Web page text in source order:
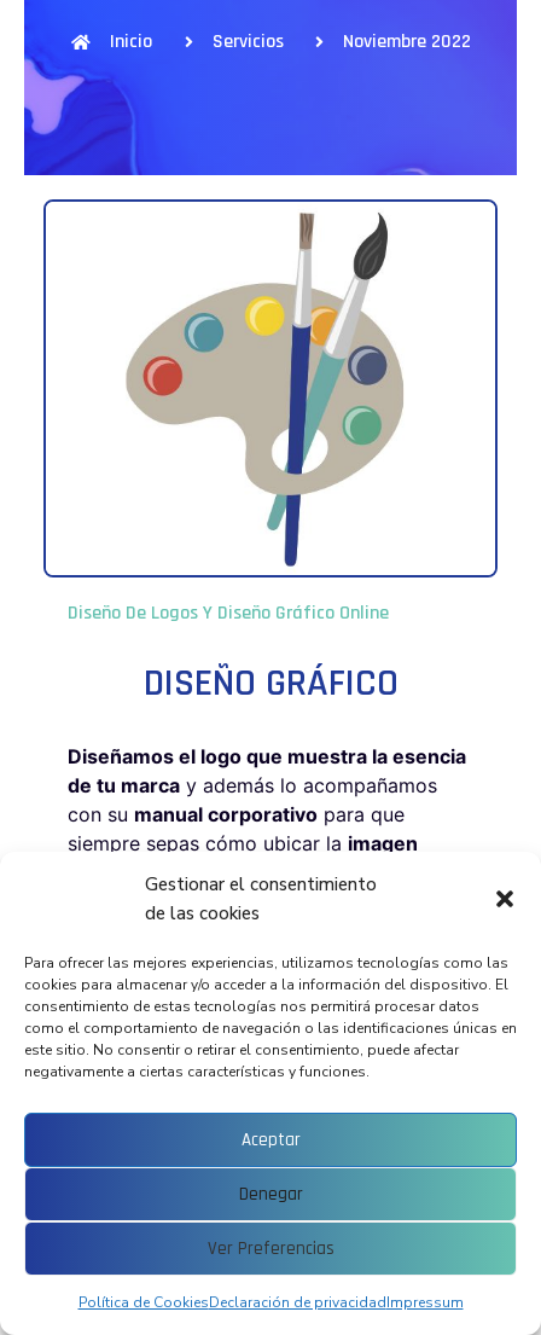
Gestionar el consentimiento
de las cookies
Para ofrecer las mejores experiencias, utilizamos tecnologías como las
cookies para almacenar y/o acceder a la información del dispositivo. El
consentimiento de estas tecnologías nos permitirá procesar datos
como el comportamiento de navegación o las identificaciones únicas en
este sitio. No consentir o retirar el consentimiento, puede afectar
negativamente a ciertas características y funciones.
Aceptar
Denegar
Ver Preferencias
Política de CookiesDeclaración de privacidadImpressum
Inicio Servicios Noviembre 2022
Diseño De Logos Y Diseño Gráfico Online
DISEÑO GRÁFICO
Diseñamos el logo que muestra la esencia
de tu marca y además lo acompañamos
con su manual corporativo para que
siempre sepas cómo ubicar la imagen
corporativa de tu marca, sea cual sea la
superficie (online, cartelería, sobres,
¿Buscas Hacer Un Cartel
Online Para Tus Eventos?
la cartelería que buscas adaptada a
tus necesidades. Primero te ofrecemos varias
opciones a elegir entre una, y a la opción
elegida le hacemos los cambios necesarios para
que tengas el diseño que deseas.